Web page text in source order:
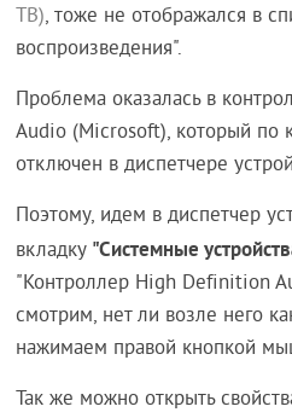
ТВ), тоже не отображался в
воспроизведения".
Проблема оказалась в
Audio (Microsoft), который по
отключен в диспетчере
Поэтому, идем в диспетчер
вкладку "Системные
"Контроллер High Definition
смотрим, нет ли возле него
нажимаем правой кнопкой
Так же можно открыть